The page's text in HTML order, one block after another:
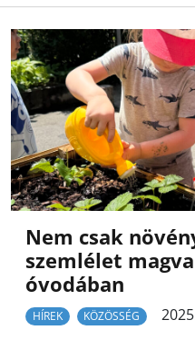
Nem csak
szemlélet
óvodában
HÍREK KÖZÖSSÉG